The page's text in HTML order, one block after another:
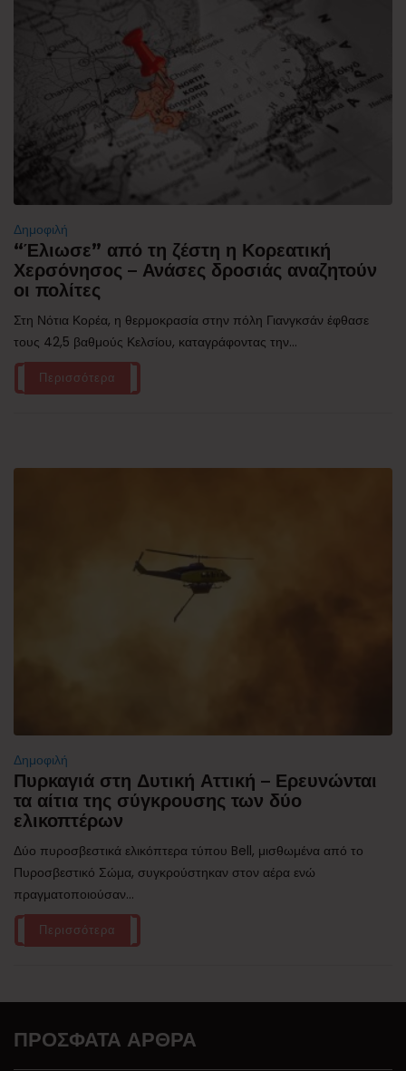
Δημοφιλή
“Έλιωσε” από τη ζέστη η Κορεατική
Χερσόνησος – Ανάσες δροσιάς αναζητούν
οι πολίτες
Στη Νότια Κορέα, η θερμοκρασία στην πόλη Γιανγκσάν έφθασε
τους 42,5 βαθμούς Κελσίου, καταγράφοντας την...
Περισσότερα
Δημοφιλή
Πυρκαγιά στη Δυτική Αττική – Ερευνώνται
τα αίτια της σύγκρουσης των δύο
ελικοπτέρων
Δύο πυροσβεστικά ελικόπτερα τύπου Bell, μισθωμένα από το
Πυροσβεστικό Σώμα, συγκρούστηκαν στον αέρα ενώ
πραγματοποιούσαν...
Περισσότερα
ΠΡΌΣΦΑΤΑ ΆΡΘΡΑ